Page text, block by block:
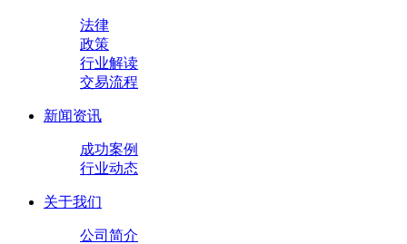
法律
政策
行业解读
交易流程
新闻资讯
成功案例
行业动态
关于我们
公司简介